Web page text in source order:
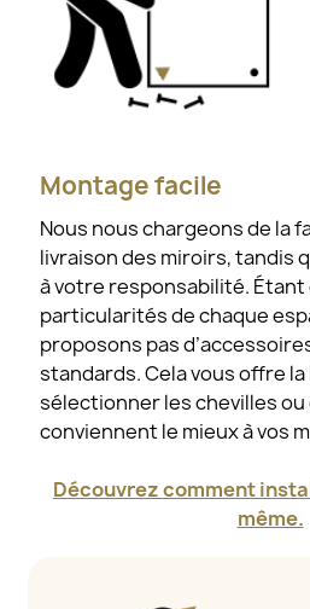
Montage facile
Nous nous chargeons de la
livraison des miroirs, tandis
à votre responsabilité. Étant
particularités de chaque
proposons pas
standards. Cela vous offre
sélectionner les chevilles
conviennent le mieux à vos
Découvrez comment
même.